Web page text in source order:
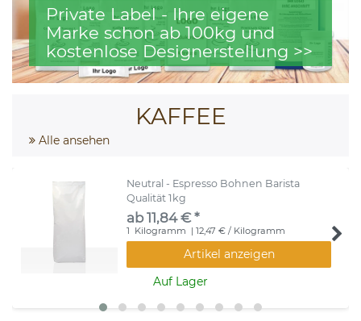
Private Label - Ihre eigene
Marke schon ab 100kg und
kostenlose Designerstellung >>
KAFFEE
Alle ansehen
Neutral - Espresso Bohnen Barista
Qualität 1kg
ab 11,84 € *
1 Kilogramm | 12,47 € / Kilogramm
Artikel anzeigen
Auf Lager